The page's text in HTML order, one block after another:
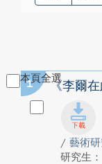
本頁全選
1 《李爾
/ 藝術
研究生